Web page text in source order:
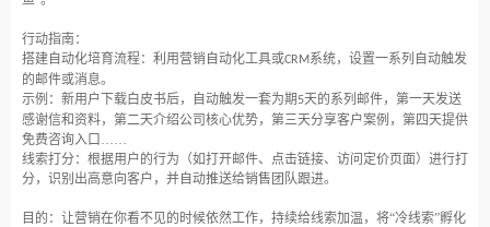
行动指南：
搭建自动化培育流程：利用营销自动化工具或CRM系统，设置一系列自动触发
的邮件或消息。
示例：新用户下载白皮书后，自动触发一套为期5天的系列邮件，第一天发送
感谢信和资料，第二天介绍公司核心优势，第三天分享客户案例，第四天提供
免费咨询入口……
线索打分：根据用户的行为（如打开邮件、点击链接、访问定价页面）进行打
分，识别出高意向客户，并自动推送给销售团队跟进。
目的：让营销在你看不见的时候依然工作，持续给线索加温，将“冷线索”孵化